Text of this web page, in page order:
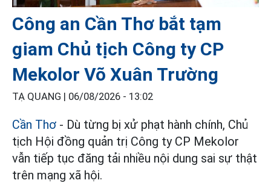
Công an Cần Thơ bắt tạm
giam Chủ tịch Công ty CP
Mekolor Võ Xuân Trường
TẠ QUANG | 06/08/2026 - 13:02
Cần Thơ - Dù từng bị xử phạt hành chính, Chủ
tịch Hội đồng quản trị Công ty CP Mekolor
vẫn tiếp tục đăng tải nhiều nội dung sai sự thật
trên mạng xã hội.